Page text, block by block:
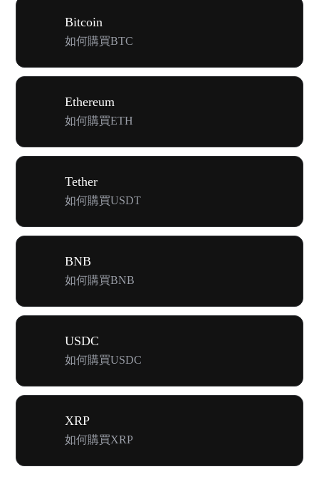
Bitcoin
如何購買BTC
Ethereum
如何購買ETH
Tether
如何購買USDT
BNB
如何購買BNB
USDC
如何購買USDC
XRP
如何購買XRP